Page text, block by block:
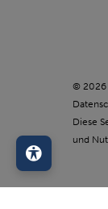
© 2026
Diese
und